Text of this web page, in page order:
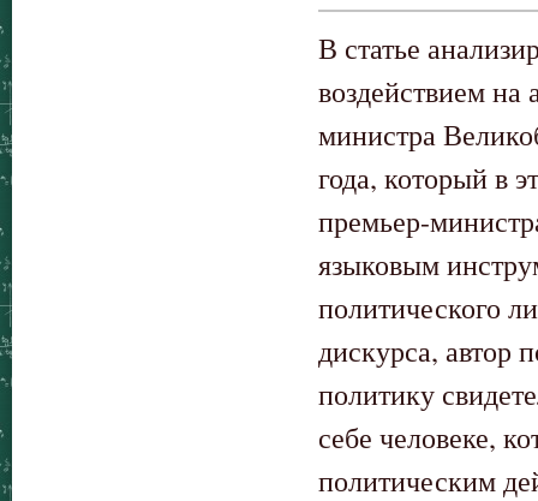
В статье
воздействием
министра
года, который в
премьер-
языковым
политического
дискурса, автор
политику
себе человеке,
политическим